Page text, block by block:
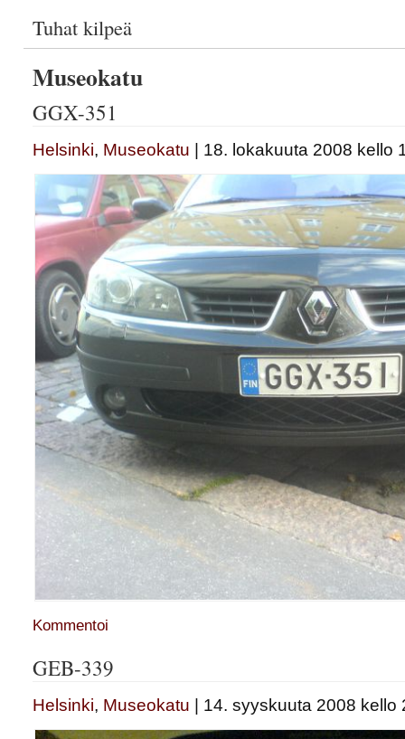
Tuhat kilpeä
Museokatu
GGX-351
Helsinki, Museokatu | 18. lokakuuta 2008 kello
Kommentoi
GEB-339
Helsinki, Museokatu | 14. syyskuuta 2008 kello